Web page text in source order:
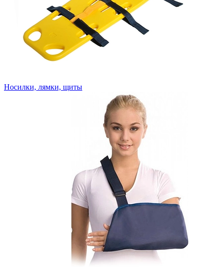
Носилки, лямки, щиты